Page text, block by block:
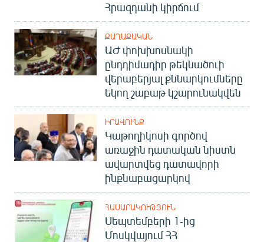
Հրազդանի կիրճում
ՔԱՂԱՔԱԿԱՆ
ԱԺ փոխխոսնակի
ընդդիմադիր թեկնածուի
վերաբերյալ քննարկումները
եկող շաբաթ կշարունակվեն
ԻՐԱՎՈՒՆՔ
Կաթողիկոսի գործով
առաջին դատական նիստն
ավարտվեց դատավորի
ինքնաբացարկով
ՀԱՍԱՐԱԿՈՒԹՅՈՒՆ
Սեպտեմբերի 1-ից
Մոսկվայում ՀՀ